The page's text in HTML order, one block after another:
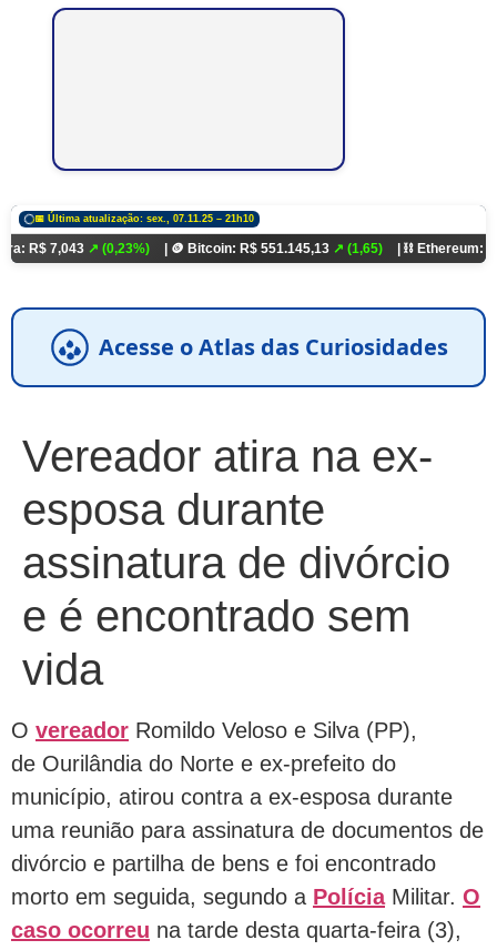
📅 Última atualização: sex., 07.11.25 – 21h10
↗ (0,23%) | 🪙 Bitcoin: R$ 551.145,13↗ (1,65) | ⛓️ Ethereum: R$
Acesse o Atlas das Curiosidades
Vereador atira na ex-
esposa durante
assinatura de divórcio
e é encontrado sem
vida
O vereador Romildo Veloso e Silva (PP),
de Ourilândia do Norte e ex-prefeito do
município, atirou contra a ex-esposa durante
uma reunião para assinatura de documentos de
divórcio e partilha de bens e foi encontrado
morto em seguida, segundo a PolíciaMilitar. O
caso ocorreu na tarde desta quarta-feira (3),